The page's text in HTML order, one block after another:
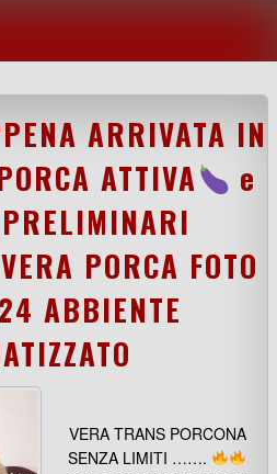
ARRIVATA IN
ATTIVA
e
PORCA FOTO
ABBIENTE
VERA TRANS PORCONA
SENZA LIMITI …….